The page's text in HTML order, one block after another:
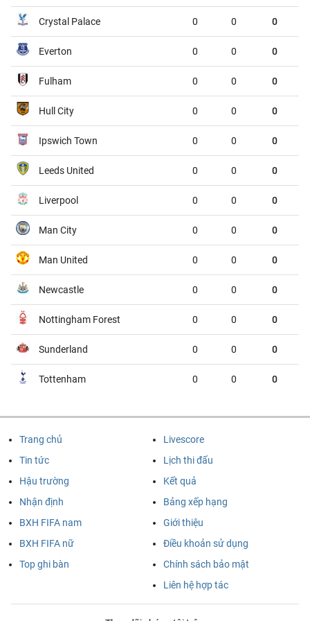
Benfica Academico Viseu
Gil Vicente Rio Ave
Moreirense SC Braga
Defensa y Justicia 03:45 Newell's Old Boys
Gimnasia LP 03:45 Barracas Central
VĐQG Brazil, Thứ 2 - 10/08
RB Bragantino 04:30 Corinthians
Santos FC 04:30 Athletico Paranaense
Flamengo 05:30 Vitoria
VĐQG Argentina, Thứ 2 - 10/08
01:30 Bursaspor
Van Spor Kulubu 01:30 Kayserispor
VĐQG Na Uy, Thứ 2 - 10/08
Kristiansund BK 00:15 Molde
Nautico 02:00 Atletico GO
Crystal Palace 0 0 0
Everton 0 0 0
Fulham 0 0 0
Hull City 0 0 0
Ipswich Town 0 0 0
Leeds United 0 0 0
Liverpool 0 0 0
Man City 0 0 0
Man United 0 0 0
Newcastle 0 0 0
Nottingham Forest 0 0 0
Sunderland 0 0 0
Tottenham 0 0 0
Trang chủ
Tin tức
Hậu trường
Nhận định
Livescore
Lịch thi đấu
Kết quả
Bảng xếp hạng
BXH FIFA nam
BXH FIFA nữ
Top ghi bàn
Giới thiệu
Điều khoản sử dụng
Chính sách bảo mật
Liên hệ hợp tác